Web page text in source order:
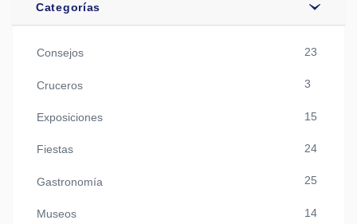
Categorías
Consejos 23
Cruceros 3
Exposiciones 15
Fiestas 24
Gastronomía 25
Museos 14